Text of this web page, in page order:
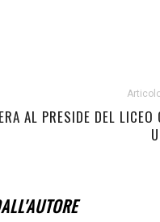
AL PRESIDE DEL LICEO